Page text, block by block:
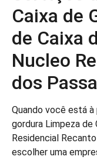
Caixa de
de Caixa
Nucleo
dos
Quando você está
gordura Limpeza de
Residencial
escolher uma